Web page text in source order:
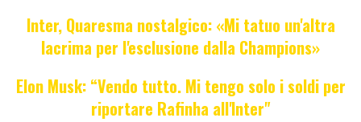
Inter, Quaresma nostalgico: «Mi tatuo un'altra
lacrima per l'esclusione dalla Champions»
Elon Musk: “Vendo tutto. Mi tengo solo i soldi per
riportare Rafinha all'Inter"